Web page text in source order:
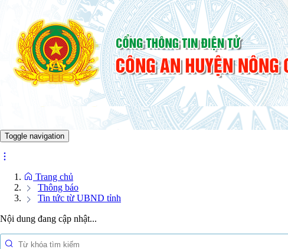
Toggle navigation
Trang chủ
Thông báo
Tin tức từ UBND tỉnh
Nội dung đang cập nhật...